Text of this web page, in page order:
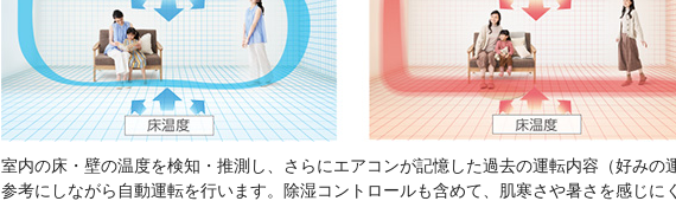
室内の床・壁の温度を検知・推測し、さらにエアコンが記憶した過去の運転内容（好みの
参考にしながら自動運転を行います。除湿コントロールも含めて、肌寒さや暑さを感じに